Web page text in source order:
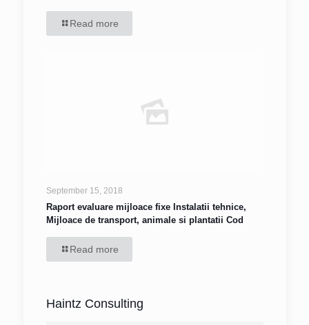
Read more
September 15, 2018
Raport evaluare mijloace fixe Instalatii tehnice,
Mijloace de transport, animale si plantatii Cod
Read more
Haintz Consulting